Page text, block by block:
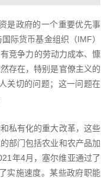
是政府的一个重要优先事
际货币基金组织（IMF）
竞争力的劳动力成本、慷
存在，特别是官僚主义的
关切的问题；这一问题在
私有化的重大改革，这些
部门包括农业和农产品加
年4月，塞尔维亚通过了
实施速度。某些政府职能